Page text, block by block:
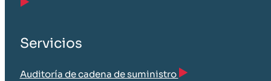
Servicios
Auditoría de cadena de suministro